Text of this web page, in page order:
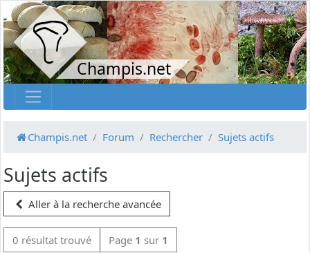
Champis.net
Champis.net Forum Rechercher Sujets actifs
Sujets actifs
Aller à la recherche avancée
0 résultat trouvé Page 1 sur 1